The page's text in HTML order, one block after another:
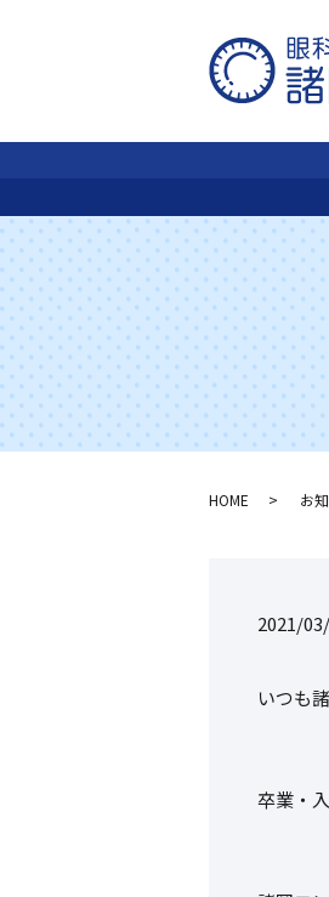
HOME お
2021/
いつも
卒業・